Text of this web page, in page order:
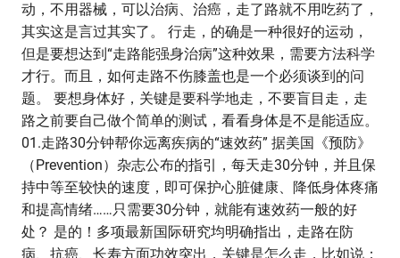
动，不用器械，可以治病、治癌，走了路就不用吃药了，
其实这是言过其实了。 行走，的确是一种很好的运动，
但是要想达到“走路能强身治病”这种效果，需要方法科学
才行。而且，如何走路不伤膝盖也是一个必须谈到的问
题。 要想身体好，关键是要科学地走，不要盲目走，走
路之前要自己做个简单的测试，看看身体是不是能适应。
01.走路30分钟帮你远离疾病的“速效药” 据美国《预防》
（Prevention）杂志公布的指引，每天走30分钟，并且保
持中等至较快的速度，即可保护心脏健康、降低身体疼痛
和提高情绪……只需要30分钟，就能有速效药一般的好
处？ 是的！多项最新国际研究均明确指出，走路在防
病、抗癌、长寿方面功效突出，关键是怎么走，比如说：